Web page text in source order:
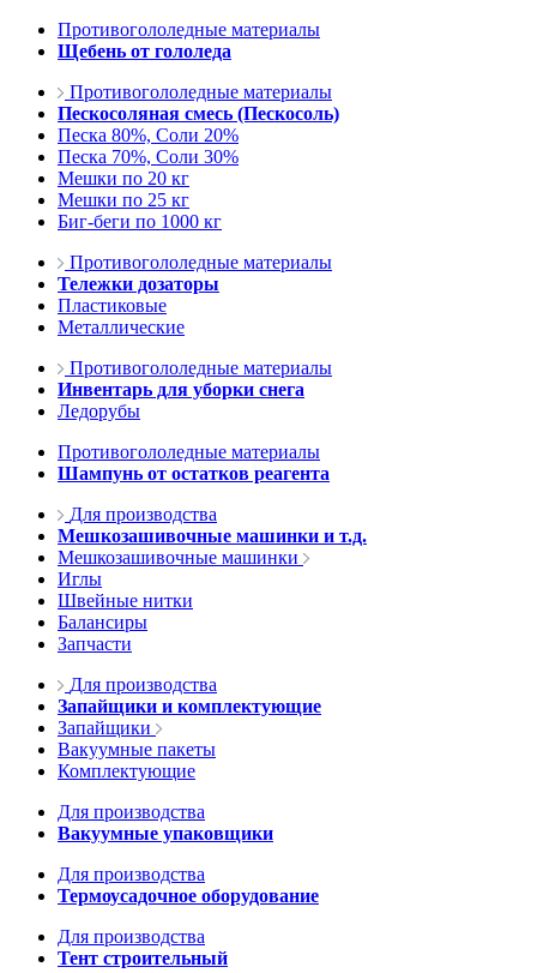
Противогололедные материалы
Щебень от гололеда
Противогололедные материалы
Пескосоляная смесь (Пескосоль)
Песка 80%, Соли 20%
Песка 70%, Соли 30%
Мешки по 20 кг
Мешки по 25 кг
Биг-беги по 1000 кг
Противогололедные материалы
Тележки дозаторы
Пластиковые
Металлические
Противогололедные материалы
Инвентарь для уборки снега
Ледорубы
Противогололедные материалы
Шампунь от остатков реагента
Для производства
Мешкозашивочные машинки и т.д.
Мешкозашивочные машинки
Иглы
Швейные нитки
Балансиры
Запчасти
Для производства
Запайщики и комплектующие
Запайщики
Вакуумные пакеты
Комплектующие
Для производства
Вакуумные упаковщики
Для производства
Термоусадочное оборудование
Для производства
Тент строительный